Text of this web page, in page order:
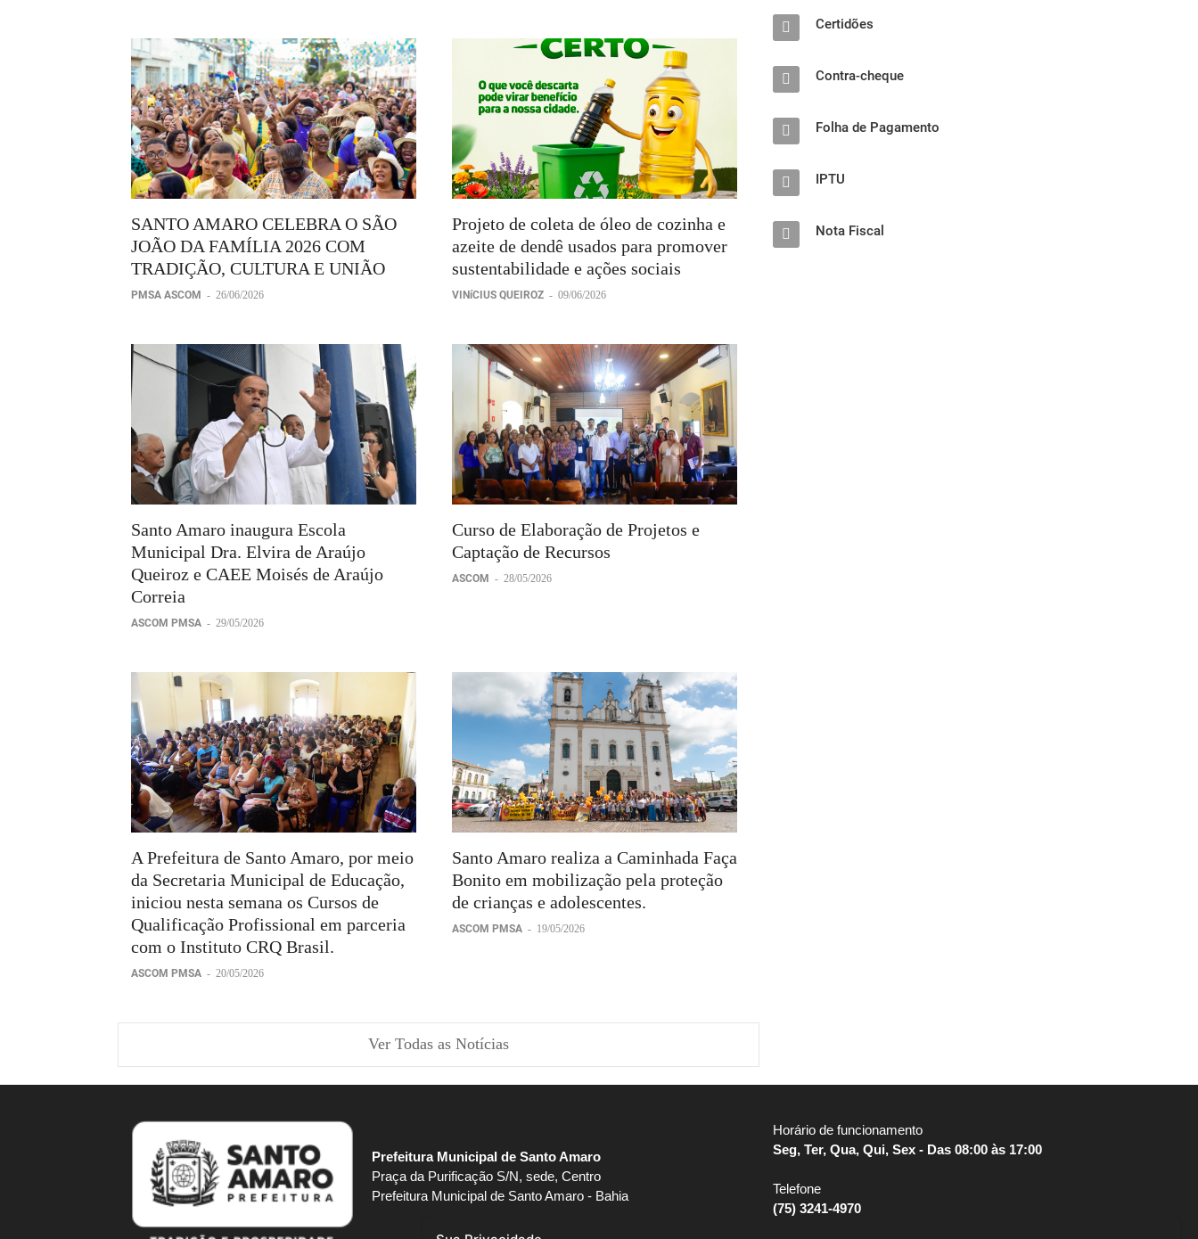
SANTO AMARO CELEBRA O SÃO
JOÃO DA FAMÍLIA 2026 COM
TRADIÇÃO, CULTURA E UNIÃO
PMSA ASCOM - 26/06/2026
Projeto de coleta de óleo de cozinha e
azeite de dendê usados para promover
sustentabilidade e ações sociais
VINíCIUS QUEIROZ - 09/06/2026
Santo Amaro inaugura Escola
Municipal Dra. Elvira de Araújo
Queiroz e CAEE Moisés de Araújo
Correia
ASCOM PMSA - 29/05/2026
Curso de Elaboração de Projetos e
Captação de Recursos
ASCOM - 28/05/2026
A Prefeitura de Santo Amaro, por meio
da Secretaria Municipal de Educação,
iniciou nesta semana os Cursos de
Qualificação Profissional em parceria
com o Instituto CRQ Brasil.
ASCOM PMSA - 20/05/2026
Santo Amaro realiza a Caminhada Faça
Bonito em mobilização pela proteção
de crianças e adolescentes.
ASCOM PMSA - 19/05/2026
Ver Todas as Notícias
Certidões
Contra-cheque
Folha de Pagamento
IPTU
Nota Fiscal
Prefeitura Municipal de Santo Amaro
Praça da Purificação S/N, sede, Centro
Prefeitura Municipal de Santo Amaro - Bahia
Horário de funcionamento
Seg, Ter, Qua, Qui, Sex - Das 08:00 às 17:00
Telefone
(75) 3241-4970